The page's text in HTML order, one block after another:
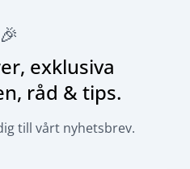
🎉
exklusiva
råd & tips.
till vårt nyhetsbrev.